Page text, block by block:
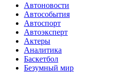
Автоновости
Автособытия
Автоспорт
Автоэксперт
Актеры
Аналитика
Баскетбол
Безумный мир